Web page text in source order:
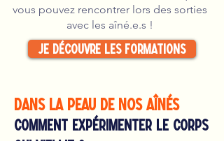
vous pouvez rencontrer lors des sorties
avec les aîné.e.s !
Je découvre les formations
dans la peau de nos aînés
comment expérimenter le corps